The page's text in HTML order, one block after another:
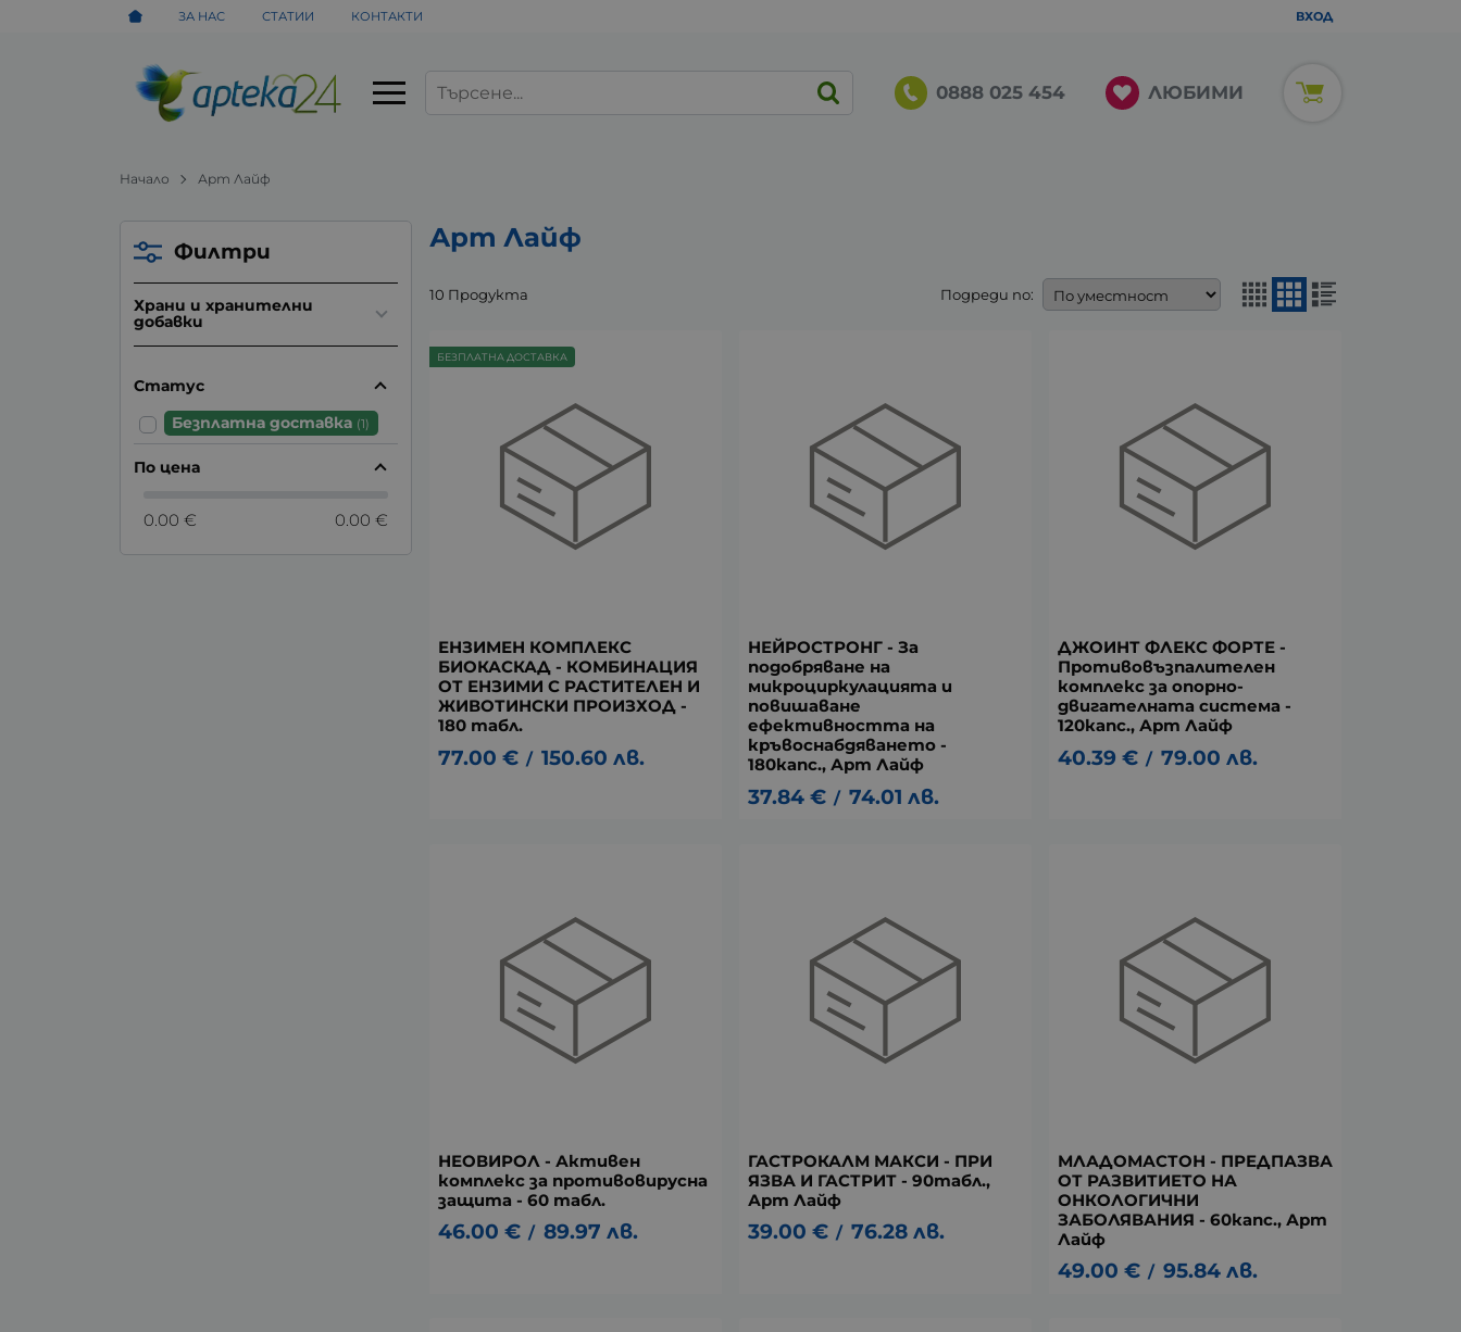
ЗА НАС СТАТИИ КОНТАКТИ ВХОД
0888 025 454 ЛЮБИМИ
Начало Арт Лайф
Арт Лайф
10 Продукта Подреди по:
ЕНЗИМЕН КОМПЛЕКС
БИОКАСКАД - КОМБИНАЦИЯ
ОТ ЕНЗИМИ С РАСТИТЕЛЕН И
ЖИВОТИНСКИ ПРОИЗХОД -
180 табл.
77.00 € / 150.60 лв.
БЕЗПЛАТНА ДОСТАВКА
НЕЙРОСТРОНГ - За
подобряване на
микроциркулацията и
повишаване
ефективността на
кръвоснабдяването -
180капс., Арт Лайф
37.84 € / 74.01 лв.
ДЖОИНТ ФЛЕКС ФОРТЕ -
Противовъзпалителен
комплекс за опорно-
двигателната система -
120капс., Арт Лайф
40.39 € / 79.00 лв.
НЕОВИРОЛ - Активен
комплекс за противовирусна
защита - 60 табл.
46.00 € / 89.97 лв.
ГАСТРОКАЛМ МАКСИ - ПРИ
ЯЗВА И ГАСТРИТ - 90табл.,
Арт Лайф
39.00 € / 76.28 лв.
МЛАДОМАСТОН - ПРЕДПАЗВА
ОТ РАЗВИТИЕТО НА
ОНКОЛОГИЧНИ
ЗАБОЛЯВАНИЯ - 60капс., Арт
Лайф
49.00 € / 95.84 лв.
Филтри
Храни и хранителни
добавки
Статус
Безплатна доставка (1)
По цена
0.00 € 0.00 €